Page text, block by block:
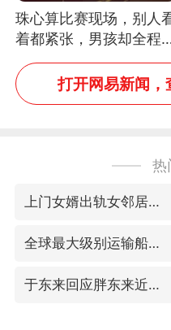
珠心算比赛现场，别人
着都紧张，男孩却全程
定神闲、从容作答，最
拿下冠军。网友：这淡
的样子，一看就是有实
打开网易新闻，
热
上门女婿出轨女邻居多年被判重婚罪
全球最大级别运输船通过长江大桥
于东来回应胖东来近25年老店年底关闭